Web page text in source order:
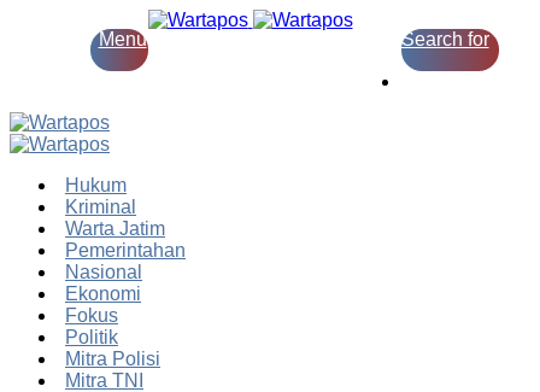
Menu Search for
Hukum
Kriminal
Warta Jatim
Pemerintahan
Nasional
Ekonomi
Fokus
Politik
Mitra Polisi
Mitra TNI